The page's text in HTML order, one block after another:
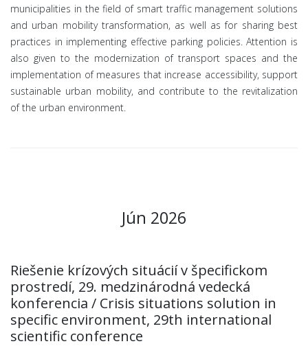
municipalities in the field of smart traffic management solutions
and urban mobility transformation, as well as for sharing best
practices in implementing effective parking policies. Attention is
also given to the modernization of transport spaces and the
implementation of measures that increase accessibility, support
sustainable urban mobility, and contribute to the revitalization
of the urban environment.
Jún 2026
Riešenie krízových situácií v špecifickom
prostredí, 29. medzinárodná vedecká
konferencia / Crisis situations solution in
specific environment, 29th international
scientific conference